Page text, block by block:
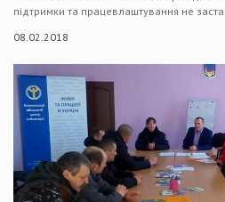
підтримки та працевлаштування не
08.02.2018